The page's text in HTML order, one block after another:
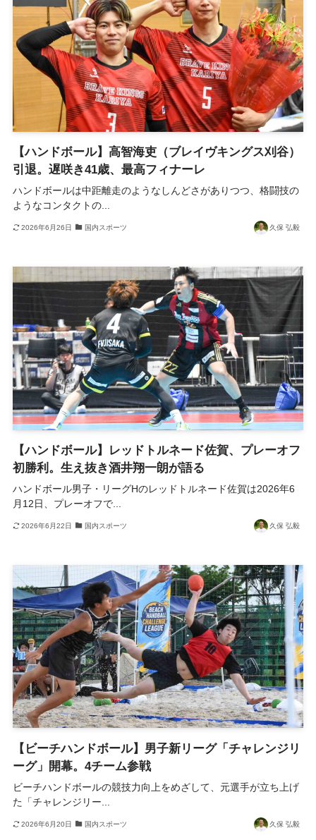
【ハンドボール】高智海吏（ブレイヴキングス刈谷）
引退。遅咲き41歳、最高フィナーレ
ハンドボールは中距離走のようなしんどさがありつつ、格闘技の
ようなコンタクトの...
2026年6月26日 国内スポーツ 久保 弘毅
【ハンドボール】レッドトルネード佐賀、プレーオフ
初勝利。生え抜き酒井翔一朗が語る
ハンドボール男子・リーグHのレッドトルネード佐賀は2026年6
月12日、プレーオフで...
2026年6月22日 国内スポーツ 久保 弘毅
【ビーチハンドボール】男子新リーグ「チャレンジリ
ーグ」開幕。4チーム参戦
ビーチハンドボールの競技力向上をめざして、元選手が立ち上げ
た「チャレンジリー...
2026年6月20日 国内スポーツ 久保 弘毅